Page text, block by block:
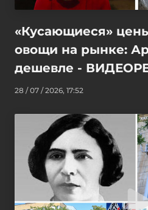
«Кусающиеся»
овощи на рынке:
дешевле -
28 / 07 / 2026, 17:52